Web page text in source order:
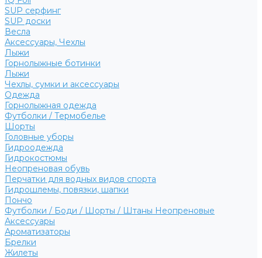
SUP серфинг
SUP доски
Весла
Аксессуары, Чехлы
Лыжи
Горнолыжные ботинки
Лыжи
Чехлы, сумки и аксессуары
Одежда
Горнолыжная одежда
Футболки / Термобелье
Шорты
Головные уборы
Гидроодежда
Гидрокостюмы
Неопреновая обувь
Перчатки для водных видов спорта
Гидрошлемы, повязки, шапки
Пончо
Футболки / Боди / Шорты / Штаны Неопреновые
Аксессуары
Ароматизаторы
Брелки
Жилеты